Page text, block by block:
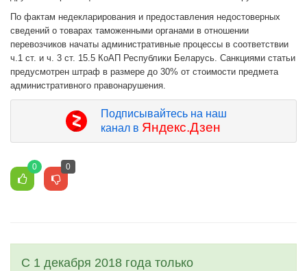
По фактам недекларирования и предоставления недостоверных
сведений о товарах таможенными органами в отношении
перевозчиков начаты административные процессы в соответствии
ч.1 ст. и ч. 3 ст. 15.5 КоАП Республики Беларусь. Санкциями статьи
предусмотрен штраф в размере до 30% от стоимости предмета
административного правонарушения.
Подписывайтесь на наш
канал в Яндекс.Дзен
0 0
С 1 декабря 2018 года только